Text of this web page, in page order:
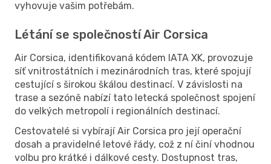
vyhovuje vašim potřebám.
Létání se společností Air Corsica
Air Corsica, identifikovaná kódem IATA XK, provozuje
síť vnitrostátních i mezinárodních tras, které spojují
cestující s širokou škálou destinací. V závislosti na
trase a sezóně nabízí tato letecká společnost spojení
do velkých metropolí i regionálních destinací.
Cestovatelé si vybírají Air Corsica pro její operační
dosah a pravidelné letové řády, což z ní činí vhodnou
volbu pro krátké i dálkové cesty. Dostupnost tras,